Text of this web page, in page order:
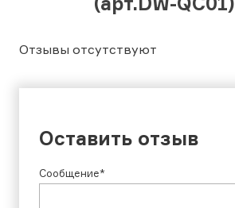
Отзывы отсутствуют
Оставить отзыв
Сообщение*